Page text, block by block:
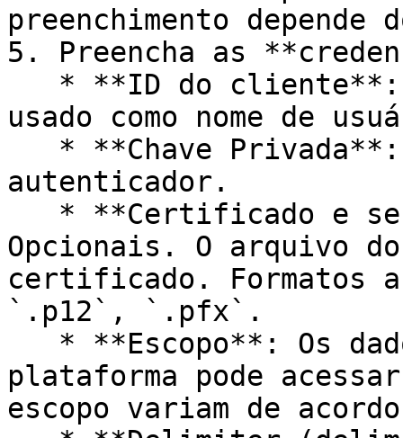
preenchimento depende
5. Preencha as
usado como nome de
autenticador.
Opcionais. O arquivo
certificado.
`.p12`, `.pfx`.
plataforma pode
escopo variam de